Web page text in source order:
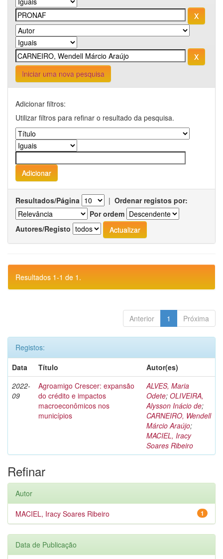
Iniciar uma nova pesquisa
Adicionar filtros:
Utilizar filtros para refinar o resultado da pesquisa.
Resultados/Página | Ordenar registos por:
Por ordem
Autores/Registo
Resultados 1-1 de 1.
Anterior 1 Próxima
Registos:
Data
Título
Autor(es)
2022-
09
Agroamigo Crescer: expansão
do crédito e impactos
macroeconômicos nos
municípios
ALVES, Maria
Odete; OLIVEIRA,
Alysson Inácio de;
CARNEIRO, Wendell
Márcio Araújo;
MACIEL, Iracy
Soares Ribeiro
Refinar
Autor
1
MACIEL, Iracy Soares Ribeiro
Data de Publicação